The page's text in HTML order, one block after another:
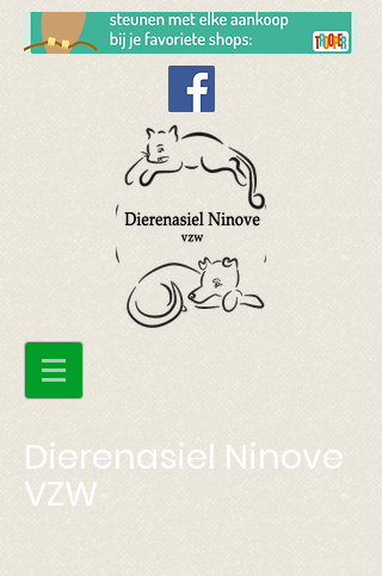
Dierenasiel Ninove
VZW